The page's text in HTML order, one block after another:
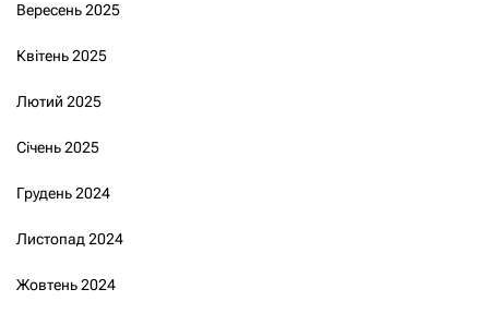
Вересень 2025
Квітень 2025
Лютий 2025
Січень 2025
Грудень 2024
Листопад 2024
Жовтень 2024